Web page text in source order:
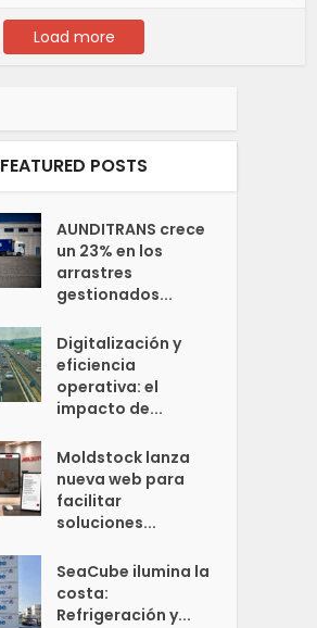
Load more
FEATURED POSTS
AUNDITRANS crece
un 23% en los
arrastres
gestionados...
Digitalización y
eficiencia
operativa: el
impacto de...
Moldstock lanza
nueva web para
facilitar
soluciones...
SeaCube ilumina la
costa:
Refrigeración y...